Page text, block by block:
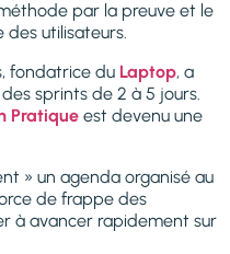
par la preuve et le
des utilisateurs.
fondatrice du Laptop, a
sprints de 2 à 5 jours.
Pratique est devenu une
» un agenda organisé au
de frappe des
à avancer rapidement sur